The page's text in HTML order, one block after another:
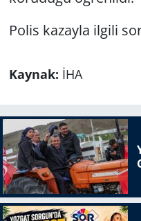
Polis kazayla ilgili
Kaynak: İHA